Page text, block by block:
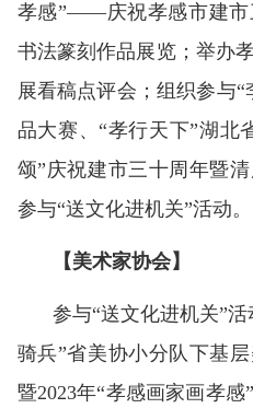
孝感”——庆祝孝感市建市
书法篆刻作品展览；举办
展看稿点评会；组织参与
品大赛、“孝行天下”湖北
颂”庆祝建市三十周年暨
参与“送文化进机关”活动。
【美术家协会】
参与“送文化进机关”
骑兵”省美协小分队下基
暨2023年“孝感画家画孝